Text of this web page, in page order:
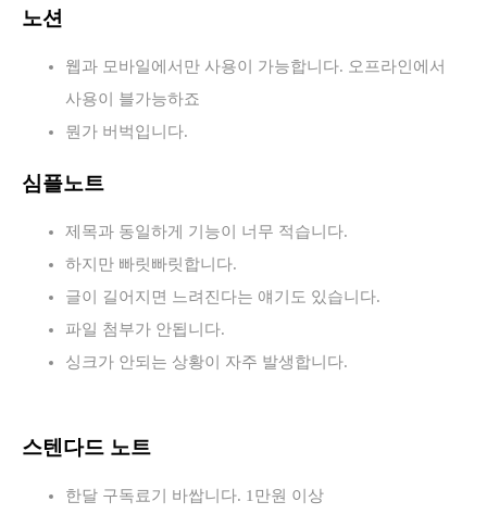
노션
웹과 모바일에서만 사용이 가능합니다. 오프라인에서
사용이 블가능하죠
뭔가 버벅입니다.
심플노트
제목과 동일하게 기능이 너무 적습니다.
하지만 빠릿빠릿합니다.
글이 길어지면 느려진다는 얘기도 있습니다.
파일 첨부가 안됩니다.
싱크가 안되는 상황이 자주 발생합니다.
스텐다드 노트
한달 구독료기 바쌉니다. 1만원 이상